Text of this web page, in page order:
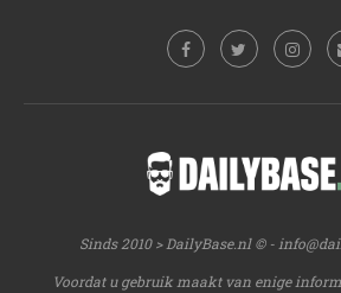
Sinds 2010 > DailyBase.nl © -
Voordat u gebruik maakt van enige